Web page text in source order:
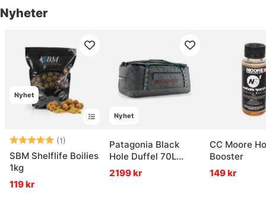
Nyheter
Nyhet
Betyg: (1)
5.0 utav 5 stjärnor
SBM Shelflife Boilies
1kg
119 kr
Nyhet
Patagonia Black
Hole Duffel 70L
Noble Grey
2199 kr
CC Moore
Booster
149 kr